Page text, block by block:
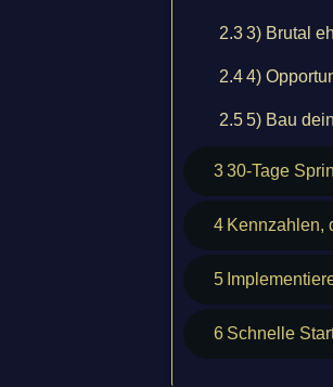
2.3 3) Brutal
2.4 4)
2.5 5) Bau
3 30-Tage
4 Kennzahlen,
5
6 Schnelle